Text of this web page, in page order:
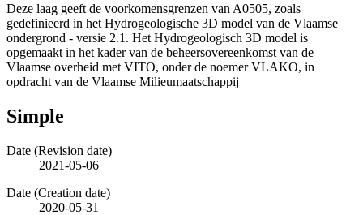
Deze laag geeft de voorkomensgrenzen van A0505, zoals
gedefinieerd in het Hydrogeologische 3D model van de Vlaamse
ondergrond - versie 2.1. Het Hydrogeologisch 3D model is
opgemaakt in het kader van de beheersovereenkomst van de
Vlaamse overheid met VITO, onder de noemer VLAKO, in
opdracht van de Vlaamse Milieumaatschappij
Simple
Date (Revision date)
2021-05-06
Date (Creation date)
2020-05-31